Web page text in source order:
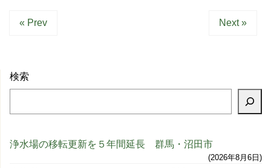
« Prev Next »
検索
浄水場の移転更新を５年間延長 群馬・沼田市
2026年8月6日